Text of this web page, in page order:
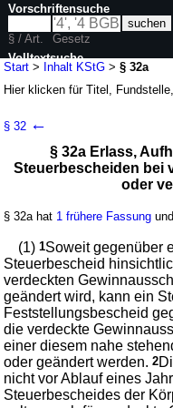
Start > Inhalt KStG >§ 32a
Hier klicken fürTitel,
Artikel 30G. v. 04.02.2026
Geltung ab 08.09.1976; FNA:
Vierter Teil Nicht in das
und Entstehung und
§ 32 ←
§ 32a Erlass,
Steuerbescheiden bei
oder
§ 32a hat 1 frühere Fassung
(1)1Soweit gegenüber
Steuerbescheid
verdeckten
geändert wird, kann ein
Feststellungsbescheid
die verdeckte
einer diesem nahe
oder geändert werden.2
nicht vor Ablauf eines
Steuerbescheides der
Vorschriftensuche
§ / Art.
Gesetz
Volltextsuche
nur in KStG